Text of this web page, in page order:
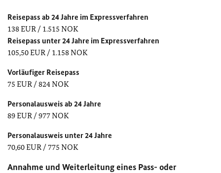
Reisepass ab 24 Jahre im Expressverfahren
138 EUR / 1.515 NOK
Reisepass unter 24 Jahre im Expressverfahren
105,50 EUR / 1.158 NOK
Vorläufiger Reisepass
75 EUR / 824 NOK
Personalausweis ab 24 Jahre
89 EUR / 977 NOK
Personalausweis unter 24 Jahre
70,60 EUR / 775 NOK
Annahme und Weiterleitung eines Pass- oder